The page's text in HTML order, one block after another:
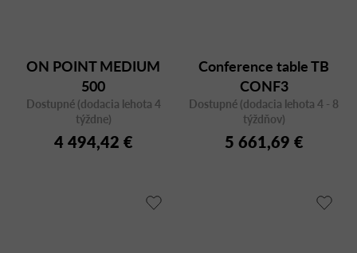
ON POINT MEDIUM
500
Dostupné (dodacia lehota 4
týždne)
4 494,42 €
Conference table TB
CONF3
Dostupné (dodacia lehota 4 - 8
týždňov)
5 661,69 €